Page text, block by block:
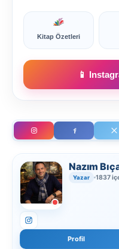
Kitap Özetleri
📱
Nazım
Yazar 1837
Profil